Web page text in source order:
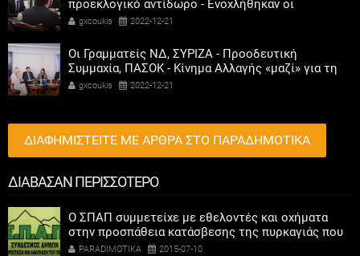
προεκλογικό αντίδωρο - Ενοχλήθηκαν οι
αριστεροί του χαβιαριού
gxcoukis 2022-12-21
Οι Γραμματείς ΝΔ, ΣΥΡΙΖΑ - Προοδευτική
Συμμαχία, ΠΑΣΟΚ - Κίνημα Αλλαγής «μαζί» για τη
συμμετοχή των γυναικών στην πολιτική
gxcoukis 2022-12-21
ΔΙΑΦΗΜΙΣΤΕΙΤΕ ΜΕ ΑΡΘΡΑ ΣΤΟ ΠΑΡΑΔΗΜΟΤΙΚΑ
ΔΙΑΒΑΣΑΝ ΠΕΡΙΣΣΟΤΕΡΟ
O ΣΠΑΠ συμμετείχε με εθελοντές και οχήματα
στην προσπάθεια κατάσβεσης της πυρκαγιάς που
ξέσπασε στο Νοσοκομείο ΚΑΤ της Κηφισιάς
PARADIMOTIKA 2015-07-10